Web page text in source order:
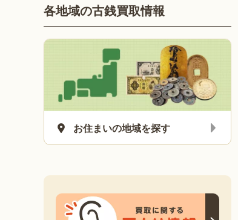
／リバティコインセ
沖縄復帰50周
各地域の古銭買取情報
お住まいの地域を探す